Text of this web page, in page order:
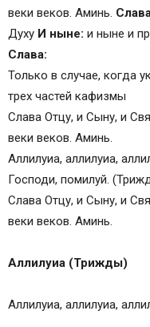
веки веков. Аминь.
Духу И ныне: и ныне и
Слава:
Только в случае, когда
трех частей кафизмы
Слава Отцу, и Сыну, и
веки веков. Аминь.
Аллилуиа, аллилуиа,
Господи, помилуй.
Слава Отцу, и Сыну, и
веки веков. Аминь.
Аллилуиа (Трижды)
Аллилуиа, аллилуиа,